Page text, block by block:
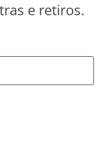
e retiros.